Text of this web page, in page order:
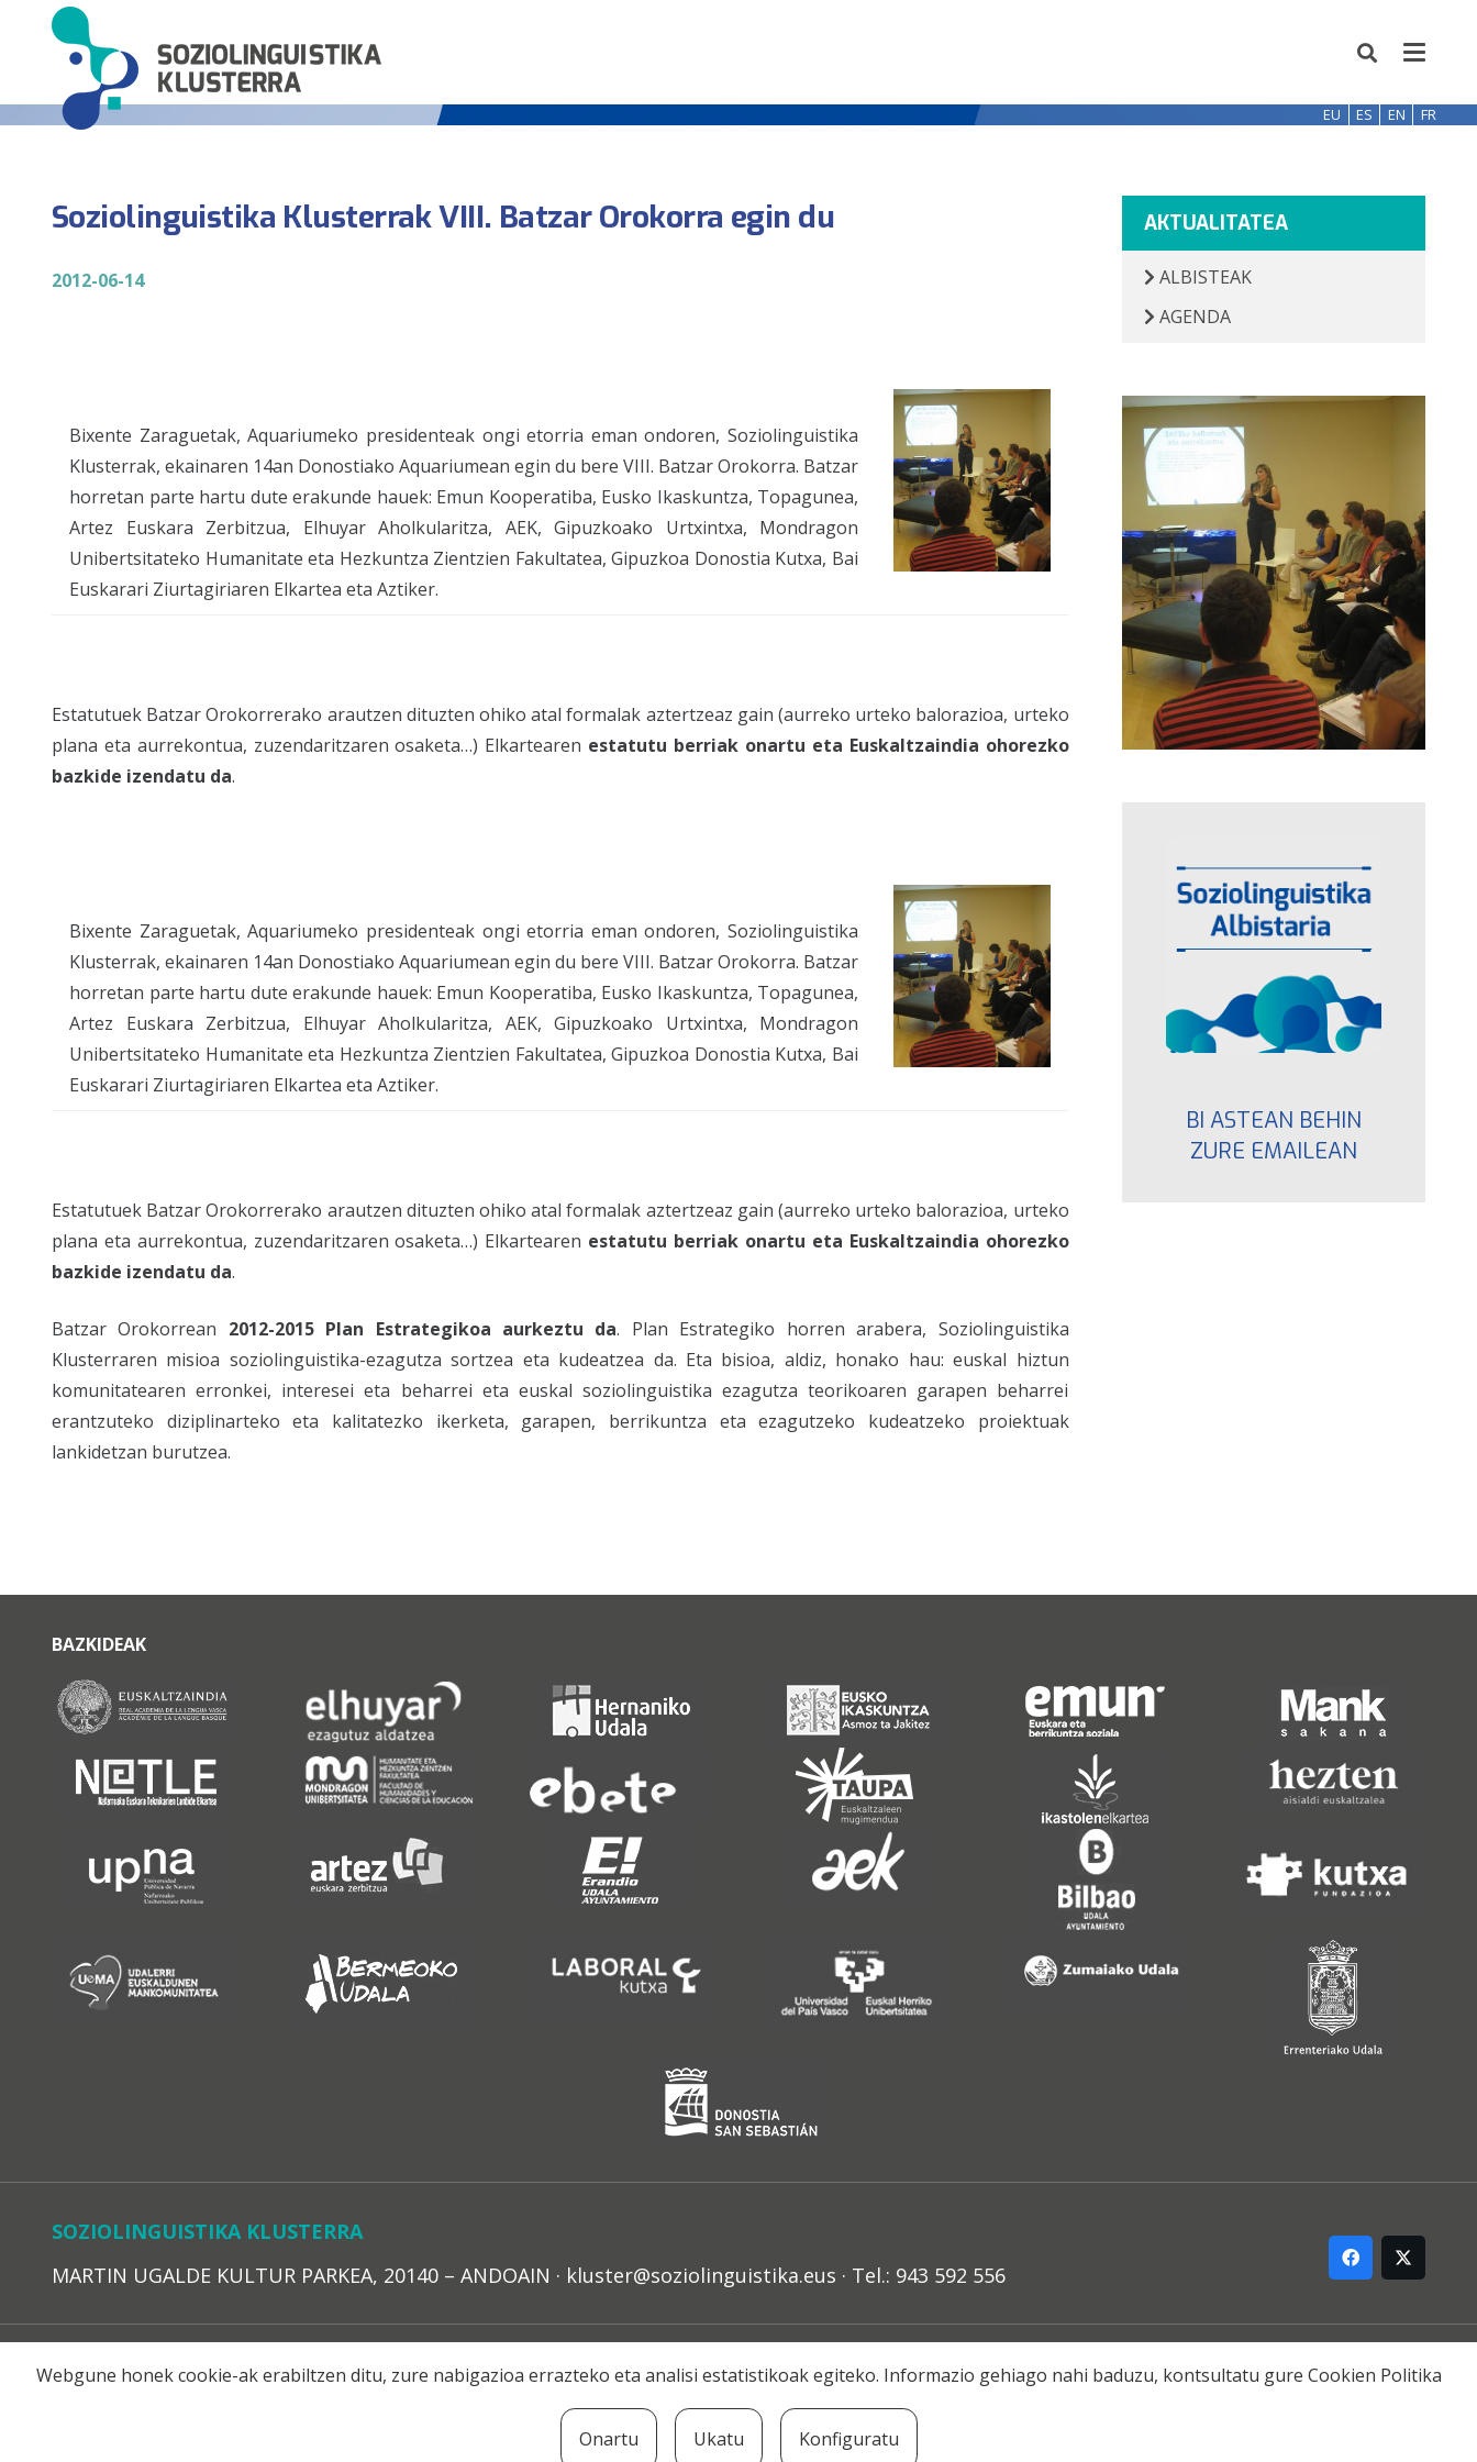
EU ES EN FR
Soziolinguistika Klusterrak VIII. Batzar Orokorra egin du
2012-06-14
Bixente Zaraguetak, Aquariumeko presidenteak ongi etorria eman ondoren, Soziolinguistika
Klusterrak, ekainaren 14an Donostiako Aquariumean egin du bere VIII. Batzar Orokorra. Batzar
horretan parte hartu dute erakunde hauek: Emun Kooperatiba, Eusko Ikaskuntza, Topagunea,
Artez Euskara Zerbitzua, Elhuyar Aholkularitza, AEK, Gipuzkoako Urtxintxa, Mondragon
Unibertsitateko Humanitate eta Hezkuntza Zientzien Fakultatea, Gipuzkoa Donostia Kutxa, Bai
Euskarari Ziurtagiriaren Elkartea eta Aztiker.
Estatutuek Batzar Orokorrerako arautzen dituzten ohiko atal formalak aztertzeaz gain (aurreko urteko balorazioa, urteko
plana eta aurrekontua, zuzendaritzaren osaketa…) Elkartearen estatutu berriak onartu eta Euskaltzaindia ohorezko
bazkide izendatu da.
Bixente Zaraguetak, Aquariumeko presidenteak ongi etorria eman ondoren, Soziolinguistika
Klusterrak, ekainaren 14an Donostiako Aquariumean egin du bere VIII. Batzar Orokorra. Batzar
horretan parte hartu dute erakunde hauek: Emun Kooperatiba, Eusko Ikaskuntza, Topagunea,
Artez Euskara Zerbitzua, Elhuyar Aholkularitza, AEK, Gipuzkoako Urtxintxa, Mondragon
Unibertsitateko Humanitate eta Hezkuntza Zientzien Fakultatea, Gipuzkoa Donostia Kutxa, Bai
Euskarari Ziurtagiriaren Elkartea eta Aztiker.
Estatutuek Batzar Orokorrerako arautzen dituzten ohiko atal formalak aztertzeaz gain (aurreko urteko balorazioa, urteko
plana eta aurrekontua, zuzendaritzaren osaketa…) Elkartearen estatutu berriak onartu eta Euskaltzaindia ohorezko
bazkide izendatu da.
Batzar Orokorrean 2012-2015 Plan Estrategikoa aurkeztu da. Plan Estrategiko horren arabera, Soziolinguistika
Klusterraren misioa soziolinguistika-ezagutza sortzea eta kudeatzea da. Eta bisioa, aldiz, honako hau: euskal hiztun
komunitatearen erronkei, interesei eta beharrei eta euskal soziolinguistika ezagutza teorikoaren garapen beharrei
erantzuteko diziplinarteko eta kalitatezko ikerketa, garapen, berrikuntza eta ezagutzeko kudeatzeko proiektuak
lankidetzan burutzea.
AKTUALITATEA
ALBISTEAK
AGENDA
BI ASTEAN BEHIN
ZURE EMAILEAN
BAZKIDEAK
SOZIOLINGUISTIKA KLUSTERRA
MARTIN UGALDE KULTUR PARKEA, 20140 – ANDOAIN · kluster@soziolinguistika.eus · Tel.: 943 592 556
© 2021 Soziolinguistika Klusterra
Webgune honek cookie-ak erabiltzen ditu, zure nabigazioa errazteko eta analisi estatistikoak egiteko. Informazio gehiago nahi baduzu, kontsultatu gure Cookien Politika
Onartu Ukatu Konfiguratu